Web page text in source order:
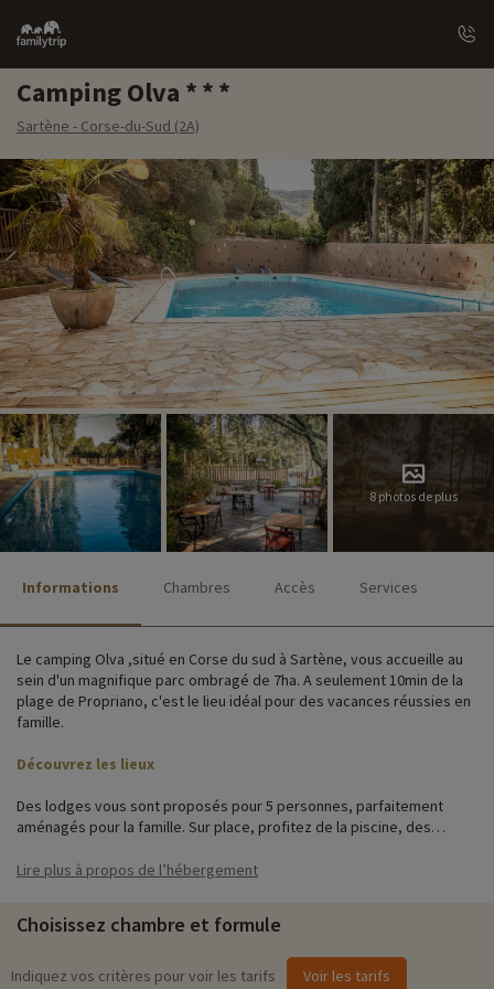
Family
trip
Camping Olva
Sartène - Corse-du-Sud (2A)
8 photos de plus
Informations Chambres Accès Services
Le camping Olva ,situé en Corse du sud à Sartène, vous accueille au
sein d'un magnifique parc ombragé de 7ha. A seulement 10min de la
plage de Propriano, c'est le lieu idéal pour des vacances réussies en
famille.
Découvrez les lieux
Des lodges vous sont proposés pour 5 personnes, parfaitement
aménagés pour la famille. Sur place, profitez de la piscine, des
journée et en soirée. Pour votre confort, un service boulangerie et un
Activités famille sur place
Pour des informations très précises sur les activités à faire sur place
Lire plus à propos de l’hébergement
Choisissez chambre et formule
Indiquez vos critères pour voir les tarifs Voir les tarifs